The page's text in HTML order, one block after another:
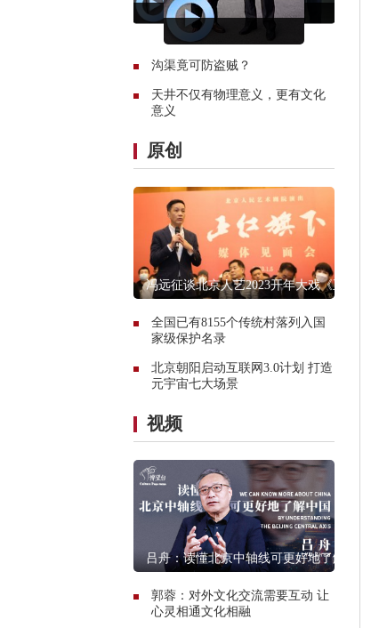
沟渠竟可防盗贼？
天井不仅有物理意义，更有文化
意义
原创
冯远征谈北京人艺2023开年大戏《正
全国已有8155个传统村落列入国
家级保护名录
北京朝阳启动互联网3.0计划 打造
元宇宙七大场景
视频
吕舟：读懂北京中轴线可更好地了解
郭蓉：对外文化交流需要互动 让
心灵相通文化相融